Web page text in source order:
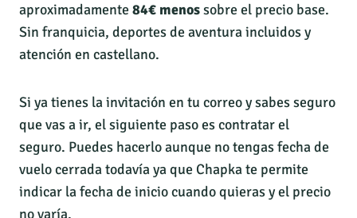
aproximadamente 84€ menossobre el precio base.
Sin franquicia, deportes de aventura incluidos y
atención en castellano.
Si ya tienes la invitación en tu correo y sabes seguro
que vas a ir, el siguiente paso es contratar el
seguro. Puedes hacerlo aunque no tengas fecha de
vuelo cerrada todavía ya que Chapka te permite
indicar la fecha de inicio cuando quieras y el precio
no varía.